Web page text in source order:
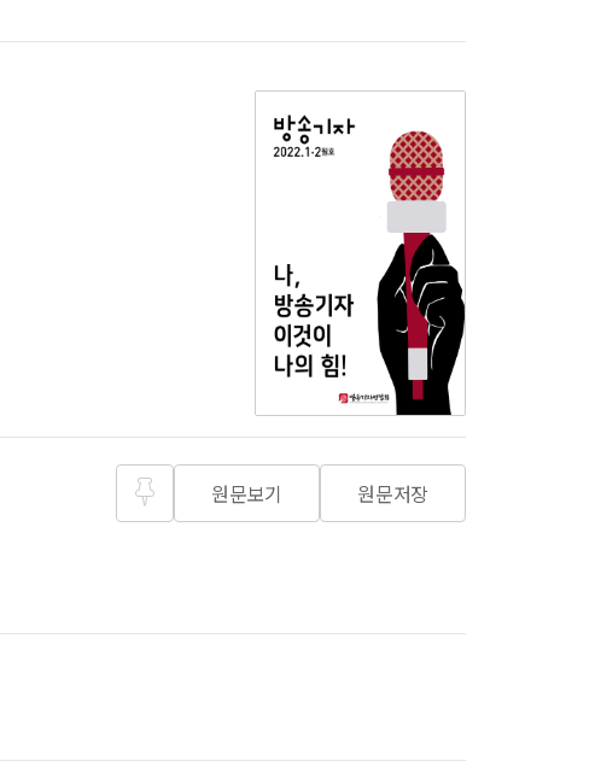
원문보기 원문저장